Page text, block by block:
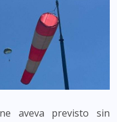
aveva previsto sin